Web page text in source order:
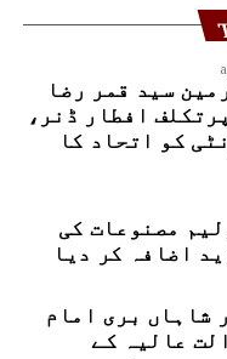
سید قمر رضا
افطار ڈنر،
کو اتحاد کا
مصنوعات کی
اضافہ کر دیا
شاہاں بری امام
عالیہ کے